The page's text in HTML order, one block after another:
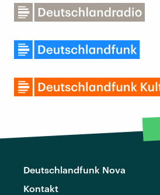
Deutschlandfunk Nova
Kontakt